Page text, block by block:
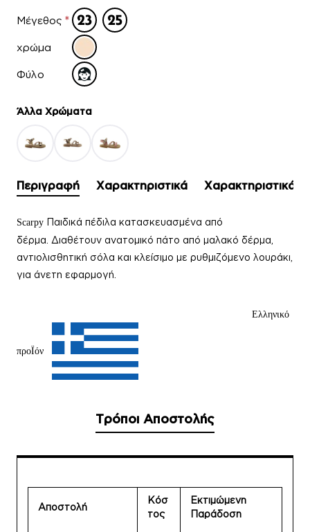
Μέγεθος
χρώμα
Φύλο
Άλλα Xρώματα
Περιγραφή Χαρακτηριστικά Χαρακτηριστικά
Scarpy Παιδικά πέδιλα κατασκευασμένα από
δέρμα. Διαθέτουν ανατομικό πάτο από μαλακό δέρμα,
αντιολισθητική σόλα και κλείσιμο με ρυθμιζόμενο λουράκι,
για άνετη εφαρμογή.
Ελληνικό
προΪόν
Τρόποι Αποστολής
Αποστολή
Κόσ
τος
Εκτιμώμενη
Παράδοση